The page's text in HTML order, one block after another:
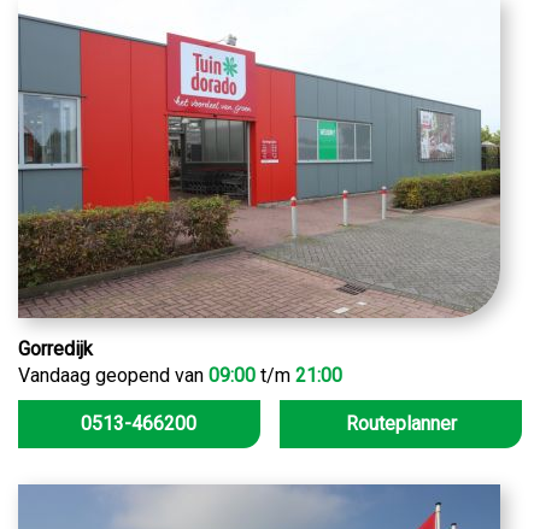
Gorredijk
Vandaag geopend van 09:00 t/m 21:00
0513-466200 Routeplanner